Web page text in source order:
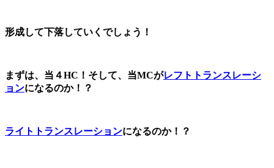
形成して下落していくでしょう！
まずは、当４HC！そして、当MCがレフトトランスレーシ
ョンになるのか！？
ライトトランスレーションになるのか！？